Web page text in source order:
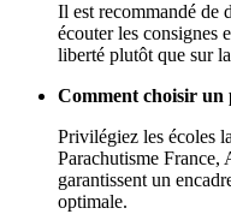
Il est recommandé de
écouter les consignes
liberté plutôt que sur
Comment choisir un
Privilégiez les écoles
Parachutisme
garantissent un
optimale.